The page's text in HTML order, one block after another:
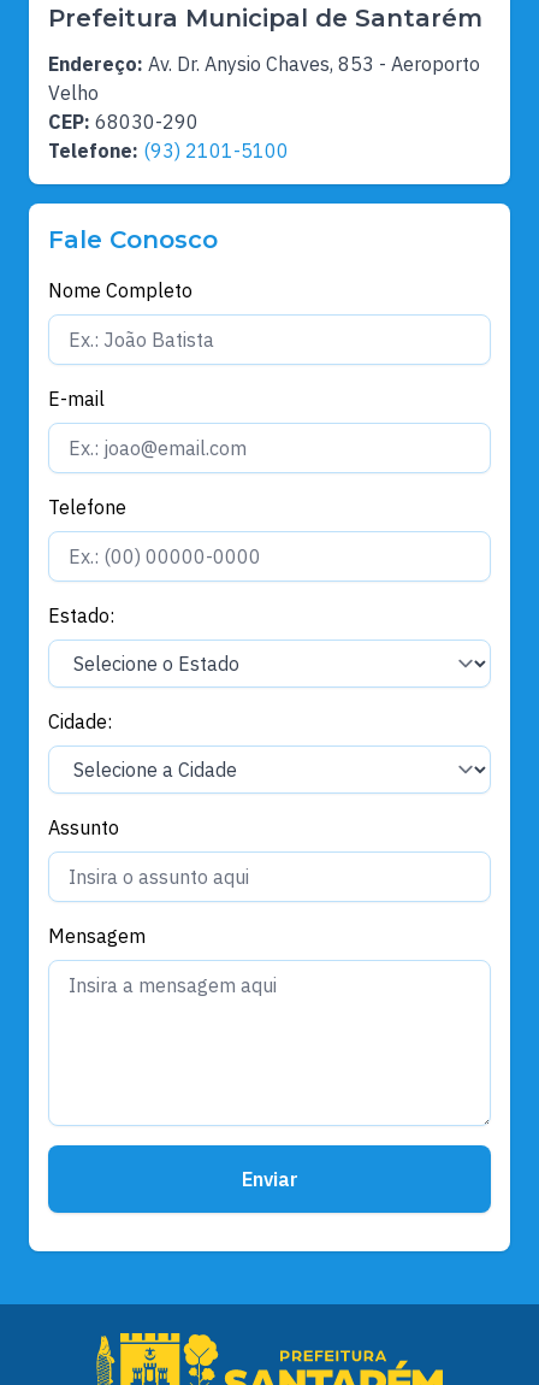
Prefeitura Municipal de Santarém
Endereço: Av. Dr. Anysio Chaves, 853 - Aeroporto
Velho
CEP: 68030-290
Telefone: (93) 2101-5100
Fale Conosco
Nome Completo
E-mail
Telefone
Estado:
Cidade:
Assunto
Mensagem
Enviar